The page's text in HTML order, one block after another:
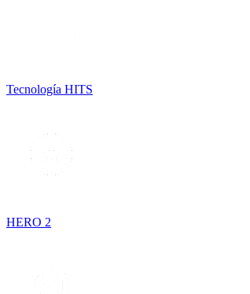
Tecnología HITS
HERO 2